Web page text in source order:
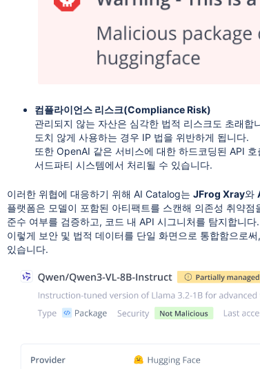
컴플라이언스 리스크(Compliance Risk)
관리되지 않는 자산은 심각한 법적 리스크도 초래
도치 않게 사용하는 경우 IP 법을 위반하게 됩니다.
또한 OpenAI 같은 서비스에 대한 하드코딩된 API
서드파티 시스템에서 처리될 수 있습니다.
이러한 위협에 대응하기 위해 AI Catalog는 JFrog Xray와
플랫폼은 모델이 포함된 아티팩트를 스캔해 의존성 취약
준수 여부를 검증하고, 코드 내 API 시그니처를 탐지합니다.
이렇게 보안 및 법적 데이터를 단일 화면으로 통합함으로
있습니다.